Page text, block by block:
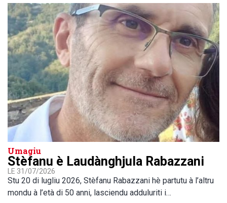
Umagiu
Stèfanu è Laudànghjula Rabazzani
LE 31/07/2026
Stu 20 di lugliu 2026, Stèfanu Rabazzani hè partutu à l’altru
mondu à l’età di 50 anni, lasciendu adduluriti i…